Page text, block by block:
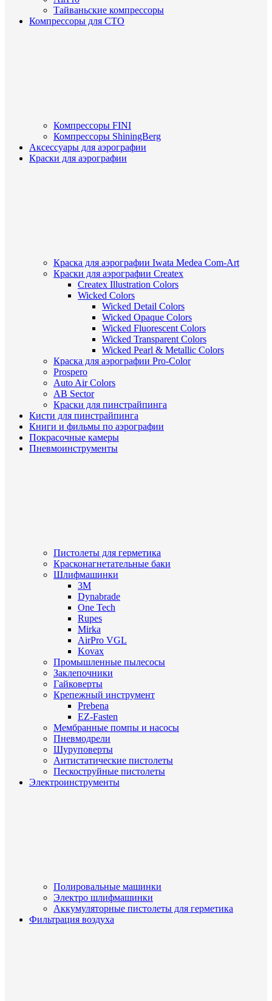
Тайваньские компрессоры
Компрессоры для СТО
Компрессоры FINI
Компрессоры ShiningBerg
Аксессуары для аэрографии
Краски для аэрографии
Краска для аэрографии Iwata Medea Com-Art
Краски для аэрографии Createx
Createx Illustration Colors
Wicked Colors
Wicked Detail Colors
Wicked Opaque Colors
Wicked Fluorescent Colors
Wicked Transparent Colors
Wicked Pearl & Metallic Colors
Краска для аэрографии Pro-Color
Prospero
Auto Air Colors
AB Sector
Краски для пинстрайпинга
Кисти для пинстрайпинга
Книги и фильмы по аэрографии
Покрасочные камеры
Пневмоинструменты
Пистолеты для герметика
Красконагнетательные баки
Шлифмашинки
3M
Dynabrade
One Tech
Rupes
Mirka
AirPro VGL
Kovax
Промышленные пылесосы
Заклепочники
Гайковерты
Крепежный инструмент
Prebena
EZ-Fasten
Мембранные помпы и насосы
Пневмодрели
Шуруповерты
Антистатические пистолеты
Пескоструйные пистолеты
Электроинструменты
Полировальные машинки
Электро шлифмашинки
Аккумуляторные пистолеты для герметика
Фильтрация воздуха